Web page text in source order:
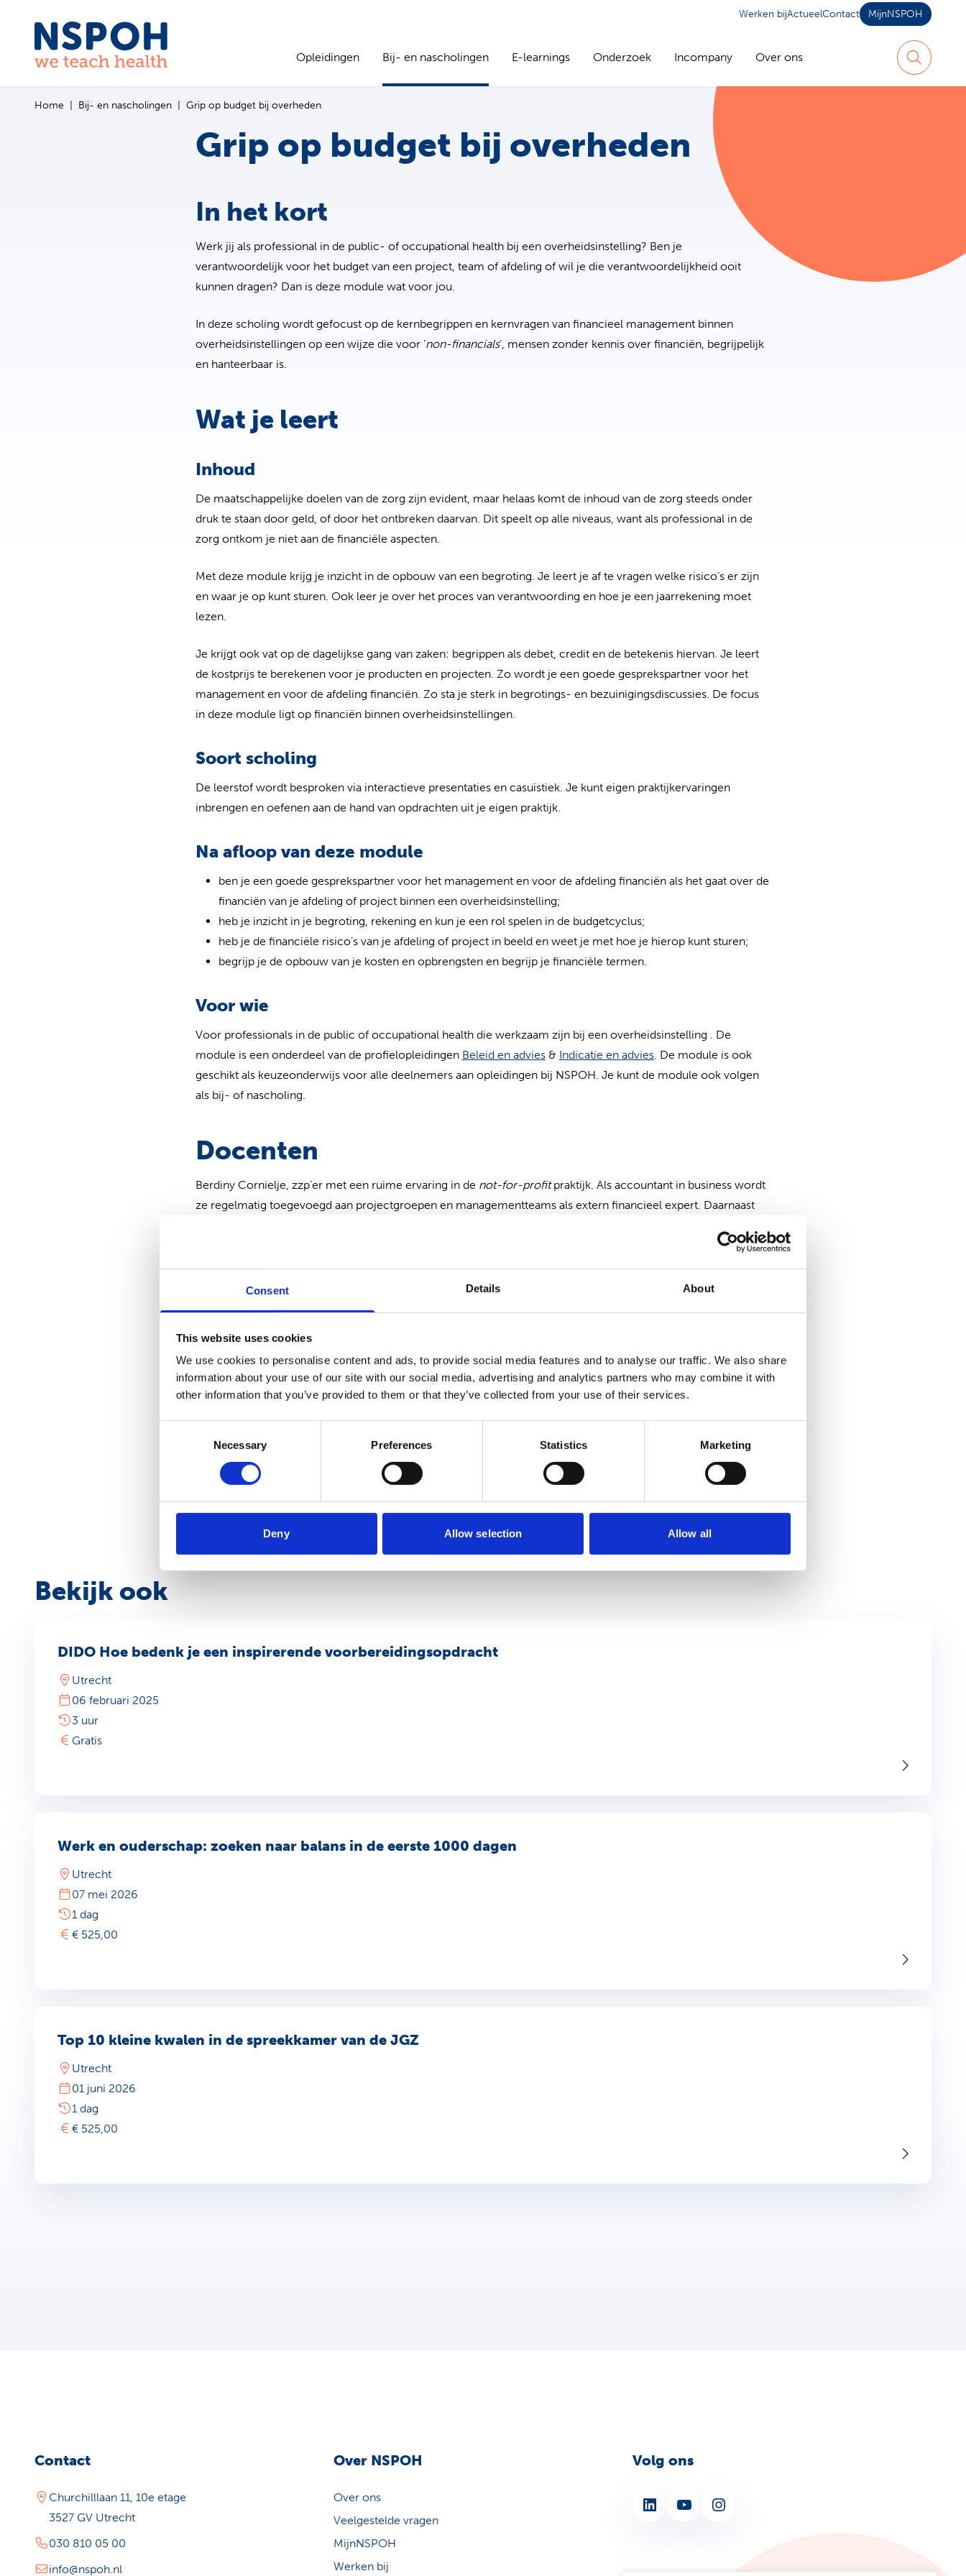
Consent Details About
This website uses cookies
We use cookies to personalise content and ads, to provide social media features and to analyse our traffic. We also share
information about your use of our site with our social media, advertising and analytics partners who may combine it with
other information that you’ve provided to them or that they’ve collected from your use of their services.
Necessary Preferences Statistics Marketing
Deny Allow selection Allow all
Ga naar de inhoud
Werken bijActueelContact MijnNSPOH
Opleidingen Bij- en nascholingen E-learnings Onderzoek Incompany Over ons
Zoeken
Home Bij- en nascholingen Grip op budget bij overheden
Grip op budget bij overheden
In het kort
Werk jij als professional in de public- of occupational health bij een overheidsinstelling? Ben je
verantwoordelijk voor het budget van een project, team of afdeling of wil je die verantwoordelijkheid ooit
kunnen dragen? Dan is deze module wat voor jou.
In deze scholing wordt gefocust op de kernbegrippen en kernvragen van financieel management binnen
overheidsinstellingen op een wijze die voor ‘non-financials’, mensen zonder kennis over financiën, begrijpelijk
en hanteerbaar is.
Wat je leert
Inhoud
De maatschappelijke doelen van de zorg zijn evident, maar helaas komt de inhoud van de zorg steeds onder
druk te staan door geld, of door het ontbreken daarvan. Dit speelt op alle niveaus, want als professional in de
zorg ontkom je niet aan de financiële aspecten.
Met deze module krijg je inzicht in de opbouw van een begroting. Je leert je af te vragen welke risico’s er zijn
en waar je op kunt sturen. Ook leer je over het proces van verantwoording en hoe je een jaarrekening moet
lezen.
Je krijgt ook vat op de dagelijkse gang van zaken: begrippen als debet, credit en de betekenis hiervan. Je leert
de kostprijs te berekenen voor je producten en projecten. Zo wordt je een goede gesprekspartner voor het
management en voor de afdeling financiën. Zo sta je sterk in begrotings- en bezuinigingsdiscussies. De focus
in deze module ligt op financiën binnen overheidsinstellingen.
Soort scholing
De leerstof wordt besproken via interactieve presentaties en casuïstiek. Je kunt eigen praktijkervaringen
inbrengen en oefenen aan de hand van opdrachten uit je eigen praktijk.
Na afloop van deze module
ben je een goede gesprekspartner voor het management en voor de afdeling financiën als het gaat over de
financiën van je afdeling of project binnen een overheidsinstelling;
heb je inzicht in je begroting, rekening en kun je een rol spelen in de budgetcyclus;
heb je de financiële risico’s van je afdeling of project in beeld en weet je met hoe je hierop kunt sturen;
begrijp je de opbouw van je kosten en opbrengsten en begrijp je financiële termen.
Voor wie
Voor professionals in de public of occupational health die werkzaam zijn bij een overheidsinstelling . De
module is een onderdeel van de profielopleidingen Beleid en advies & Indicatie en advies. De module is ook
geschikt als keuzeonderwijs voor alle deelnemers aan opleidingen bij NSPOH. Je kunt de module ook volgen
als bij- of nascholing.
Docenten
Berdiny Cornielje, zzp’er met een ruime ervaring in de not-for-profitpraktijk. Als accountant in business wordt
ze regelmatig toegevoegd aan projectgroepen en managementteams als extern financieel expert. Daarnaast
Toelatingseisen
Academisch denk- en werkniveau uit een opleiding of werkervaring.
Ervaringen
In 2023 waardeerden deelnemers deze module met een 9,0. De docent wordt als passievol en fijn en erg is
toegespitst op de werkgevers van de deelnemers ervaren.
Incompany
Het kan zijn dat je een volledige afdeling wilt laten bijscholen. Of je wilt heel specifieke vaardigheden aanleren.
In die gevallen biedt incompany onderwijs uitkomst. Lees verder over onze scholing op maat (opent in nieuw tabblad)
Bekijk ook
DIDO Hoe bedenk je een inspirerende voorbereidingsopdracht
Utrecht
06 februari 2025
3 uur
Gratis
Werk en ouderschap: zoeken naar balans in de eerste 1000 dagen
Utrecht
07 mei 2026
1 dag
€ 525,00
Top 10 kleine kwalen in de spreekkamer van de JGZ
Utrecht
01 juni 2026
1 dag
€ 525,00
Contact
Churchilllaan 11, 10e etage
3527 GV Utrecht
030 810 05 00
info@nspoh.nl
Over NSPOH
Over ons
Veelgestelde vragen
MijnNSPOH
Werken bij
Volg ons
LinkedIn YouTube Instagram